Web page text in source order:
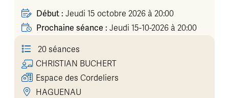
Début : Jeudi 15 octobre 2026 à 20:00
Prochaine séance : Jeudi 15-10-2026 à 20:00
20 séances
CHRISTIAN BUCHERT
Espace des Cordeliers
HAGUENAU